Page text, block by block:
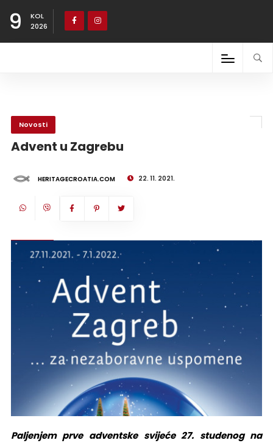
9
KOL
2026
Novosti
Advent u Zagrebu
HERITAGECROATIA.COM 22. 11. 2021.
Paljenjem prve adventske svijeće 27. studenog na